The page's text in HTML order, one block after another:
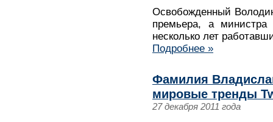
Освобожденный
премьера, а
несколько лет
Подробнее »
Фамилия
мировые тренды
27 декабря 2011 года